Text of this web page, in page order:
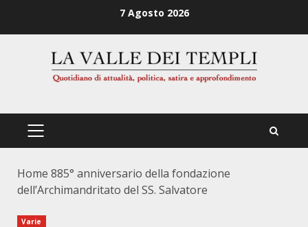
7 Agosto 2026
PRIMÄRES
Home 885° anniversario della fondazione
dell’Archimandritato del SS. Salvatore
Varie